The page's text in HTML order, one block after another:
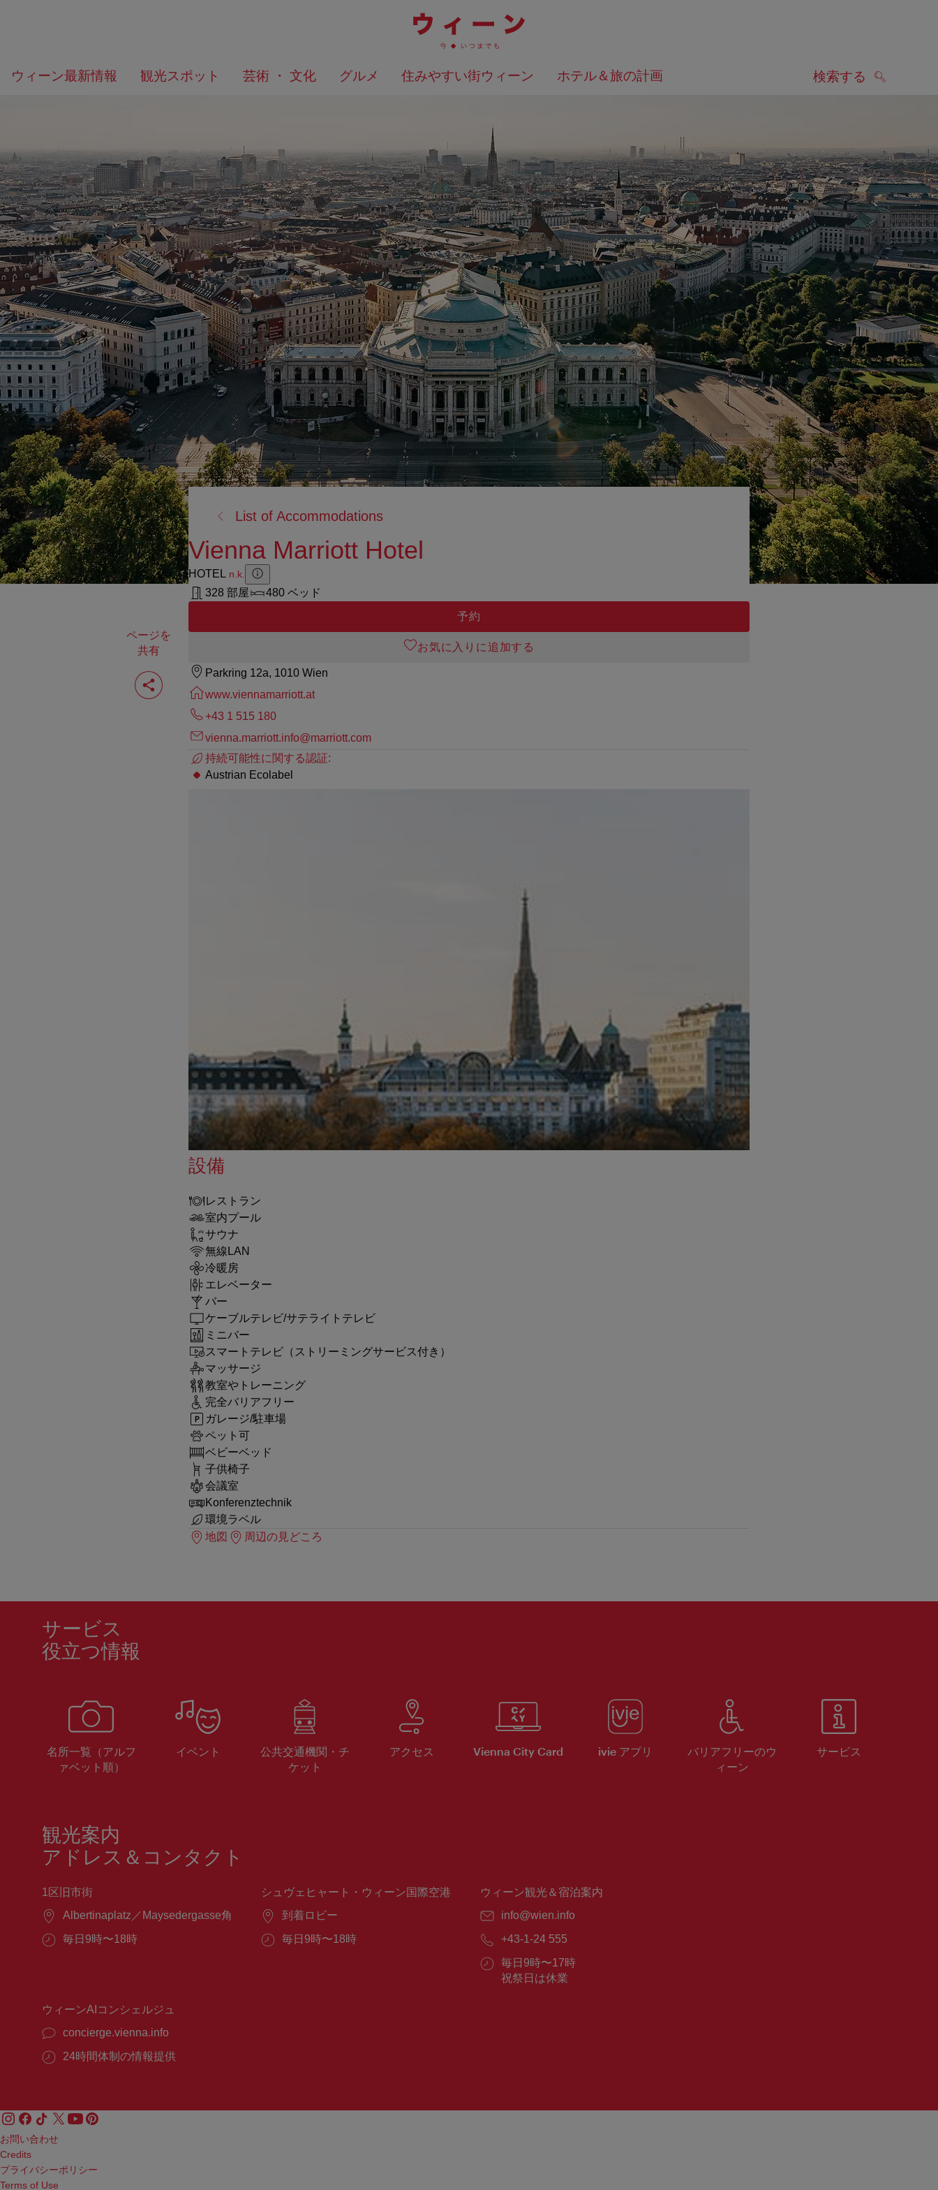
ニ
の
ッ
プ
へ
ウィーン最新情報 観光スポット 芸術 ・ 文化 グルメ 住みやすい街ウィーン ホテル＆旅の計画 検索する
何
を
か？
ページを
共有
ペ
ー
ジ
List of Accommodations
Vienna Marriott Hotel
HOTEL n.k.
Zusatzinformation anzeigen
Zusatzinformation ausblenden
328 部屋
480 ベッド
予約
お気に入りに追加する
Parkring 12a, 1010 Wien
www.viennamarriott.at
+43 1 515 180
vienna.marriott.info@marriott.com
持続可能性に関する認証:
Austrian Ecolabel
設備
レストラン
室内プール
サウナ
無線LAN
冷暖房
エレベーター
バー
ケーブルテレビ/サテライトテレビ
ミニバー
スマートテレビ（ストリーミングサービス付き）
マッサージ
教室やトレーニング
完全バリアフリー
ガレージ/駐車場
ペット可
ベビーベッド
子供椅子
会議室
Konferenztechnik
環境ラベル
地図
周辺の見どころ
サービス
役立つ情報
名所一覧（アルフ
ァベット順）
イベント
公共交通機関・チ
ケット
アクセス Vienna City Card ivie アプリ
バリアフリーのウ
ィーン
サービス
観光案内
アドレス＆コンタクト
1区旧市街
場
Albertinaplatz／Maysedergasse角
営
毎日9時〜18時
シュヴェヒャート・ウィーン国際空港
場
到着ロビー
営
毎日9時〜18時
ウィーン観光＆宿泊案内
E
ー
ル：
info@wien.info
電
番
号：
+43-1-24 555
営
業
毎日9時〜17時
祝祭日は休業
ウィーンAIコンシェルジュ
concierge.vienna.info
24時間体制の情報提供
お問い合わせ
Credits
プライバシーポリシー
Terms of Use